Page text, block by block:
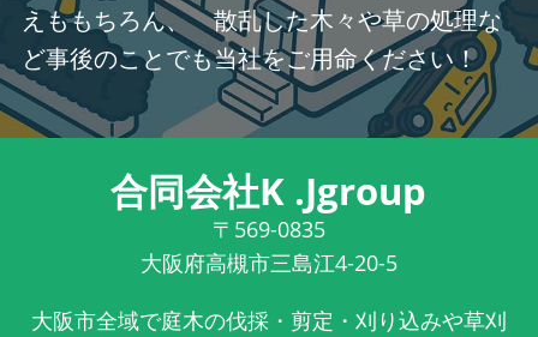
えももちろん、 散乱した木々や草の処理な
ど事後のことでも当社をご用命ください！
合同会社K .Jgroup
〒569-0835
大阪府高槻市三島江4-20-5
大阪市全域で庭木の伐採・剪定・刈り込みや草刈